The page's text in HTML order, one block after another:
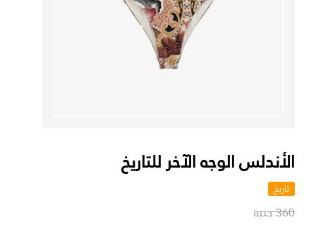
الأندلس الوجه الآخر للتاريخ
تاريخ
360 جنية